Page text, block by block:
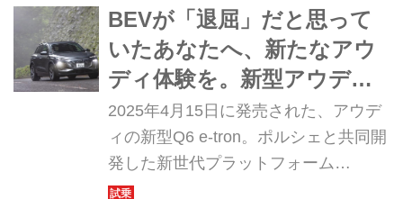
BEVが「退屈」だと思って
いたあなたへ、新たなアウ
ディ体験を。新型アウディ
Q6 e-tronが描く「プレミア
ムBEVの完成形」【試乗】
2025年4月15日に発売された、アウデ
ィの新型Q6 e-tron。ポルシェと共同開
発した新世代プラットフォーム
「PPE（プレミアム・プラットフォー